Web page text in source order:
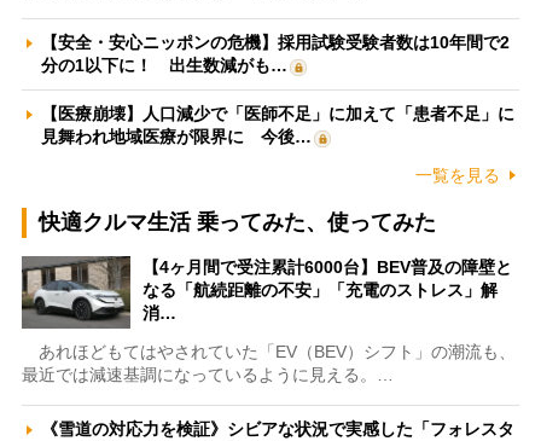
【安全・安心ニッポンの危機】採用試験受験者数は10年間で2
分の1以下に！ 出生数減がも…
【医療崩壊】人口減少で「医師不足」に加えて「患者不足」に
見舞われ地域医療が限界に 今後…
一覧を見る
快適クルマ生活 乗ってみた、使ってみた
【4ヶ月間で受注累計6000台】BEV普及の障壁と
なる「航続距離の不安」「充電のストレス」解
消…
あれほどもてはやされていた「EV（BEV）シフト」の潮流も、
最近では減速基調になっているように見える。…
《雪道の対応力を検証》シビアな状況で実感した「フォレスタ